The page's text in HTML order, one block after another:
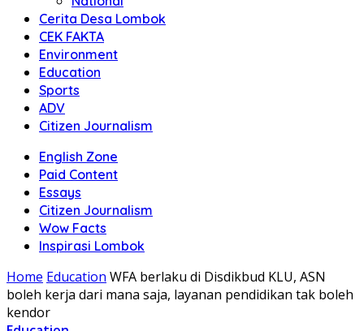
Cerita Desa Lombok
CEK FAKTA
Environment
Education
Sports
ADV
Citizen Journalism
English Zone
Paid Content
Essays
Citizen Journalism
Wow Facts
Inspirasi Lombok
Home Education WFA berlaku di Disdikbud KLU, ASN
boleh kerja dari mana saja, layanan pendidikan tak boleh
kendor